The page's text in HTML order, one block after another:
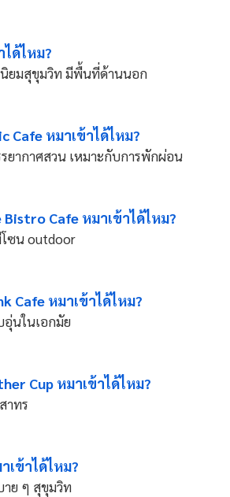
ได้ไหม?
ยมสุขุมวิท มีพื้นที่ด้านนอก
Cafe หมาเข้าได้ไหม?
ยากาศสวน เหมาะกับการพักผ่อน
Cafe หมาเข้าได้ไหม?
ซน outdoor
Cafe หมาเข้าได้ไหม?
นในเอกมัย
Cup หมาเข้าได้ไหม?
าทร
เข้าได้ไหม?
าย ๆ สุขุมวิท